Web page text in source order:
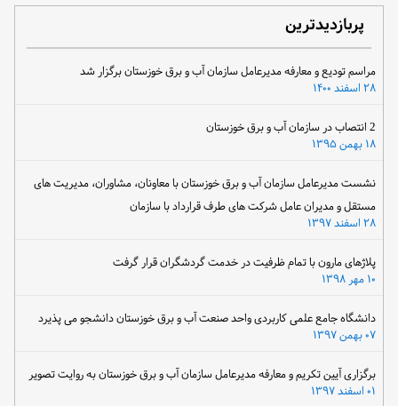
پربازدیدترین
مراسم تودیع و معارفه مدیرعامل سازمان آب و برق خوزستان برگزار شد
۲۸ اسفند ۱۴۰۰
۱۸ بهمن ۱۳۹۵
نشست مدیرعامل سازمان آب و برق خوزستان با معاونان، مشاوران، مدیریت های
مستقل و مدیران عامل شرکت های طرف قرارداد با سازمان
۲۸ اسفند ۱۳۹۷
پلاژهای مارون با تمام ظرفیت در خدمت گردشگران قرار گرفت
دانشگاه جامع علمی کاربردی واحد صنعت آب و برق خوزستان دانشجو می پذیرد
۰۷ بهمن ۱۳۹۷
برگزاری آیین تکریم و معارفه مدیرعامل سازمان آب و برق خوزستان به روایت تصویر